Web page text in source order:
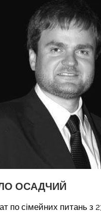
ОСАДЧИЙ
по сімейних питань з